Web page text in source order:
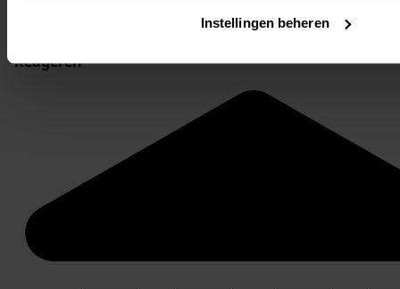
Instellingen beheren
Stel een vraag of plaats een opmerking op de tijdlijn
Reageren